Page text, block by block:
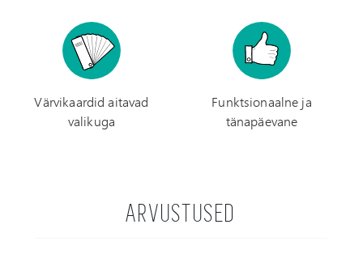
Värvikaardid aitavad
valikuga
Funktsionaalne ja
tänapäevane
ARVUSTUSED